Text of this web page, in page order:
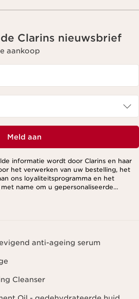
Clarins nieuwsbrief
aankoop
Meld aan
informatie wordt door Clarins en haar
het verwerken van uw bestelling, het
ons loyaliteitsprogramma en het
name om u gepersonaliseerde
op basis van uw eerdere aankopen en
anti-ageing serum
Cleanser